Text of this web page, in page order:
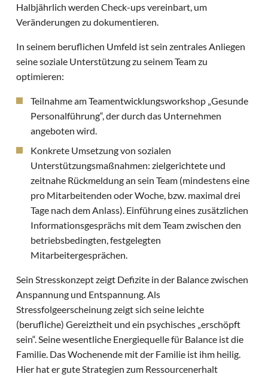
Halbjährlich werden Check-ups vereinbart, um
Veränderungen zu dokumentieren.
In seinem beruflichen Umfeld ist sein zentrales Anliegen
seine soziale Unterstützung zu seinem Team zu
optimieren:
Teilnahme am Teamentwicklungsworkshop „Gesunde
Personalführung“, der durch das Unternehmen
angeboten wird.
Konkrete Umsetzung von sozialen
Unterstützungsmaßnahmen: zielgerichtete und
zeitnahe Rückmeldung an sein Team (mindestens eine
pro Mitarbeitenden oder Woche, bzw. maximal drei
Tage nach dem Anlass). Einführung eines zusätzlichen
Informationsgesprächs mit dem Team zwischen den
betriebsbedingten, festgelegten
Mitarbeitergesprächen.
Sein Stresskonzept zeigt Defizite in der Balance zwischen
Anspannung und Entspannung. Als
Stressfolgeerscheinung zeigt sich seine leichte
(berufliche) Gereiztheit und ein psychisches „erschöpft
sein“. Seine wesentliche Energiequelle für Balance ist die
Familie. Das Wochenende mit der Familie ist ihm heilig.
Hier hat er gute Strategien zum Ressourcenerhalt